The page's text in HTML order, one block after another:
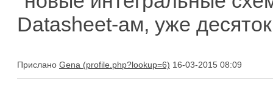
Datasheet-ам, уже
Прислано Gena 16-03-2015 08:09